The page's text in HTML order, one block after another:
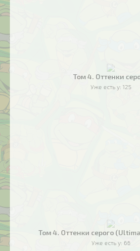
Том 4. Оттенки
Уже есть у: 125
Том 4. Оттенки серого
Уже есть у: 66